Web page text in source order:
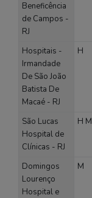
Beneficência
de Campos -
RJ
Hospitais -
Irmandade
De São João
Batista De
Macaé - RJ
H
São Lucas
Hospital de
Clínicas - RJ
H M
Domingos
Lourenço
Hospital e
M